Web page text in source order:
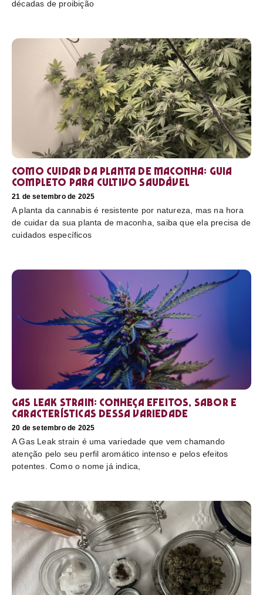
décadas de proibição
Como cuidar da planta de maconha: guia
completo para cultivo saudável
21 de setembro de 2025
A planta da cannabis é resistente por natureza, mas na hora
de cuidar da sua planta de maconha, saiba que ela precisa de
cuidados específicos
Gas Leak strain: conheça efeitos, sabor e
características dessa variedade
20 de setembro de 2025
A Gas Leak strain é uma variedade que vem chamando
atenção pelo seu perfil aromático intenso e pelos efeitos
potentes. Como o nome já indica,